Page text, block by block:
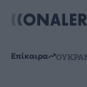
Επίκαιρα